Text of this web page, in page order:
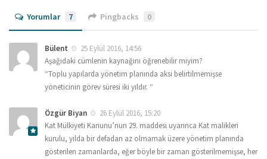
Yorumlar 7 Pingbacks 0
Bülent
25 Eylül 2016, 14:56
Aşağıdaki cümlenin kaynağını öğrenebilir miyim?
“Toplu yapılarda yönetim planında aksi belirtilmemişse
yöneticinin görev süresi iki yıldır. “
Özgür Biyan
26 Eylül 2016, 15:20
Kat Mülkiyeti Kanunu’nun 29. maddesi uyarınca Kat malikleri
kurulu, yılda bir defadan az olmamak üzere yönetim planında
gösterilen zamanlarda, eğer böyle bir zaman gösterilmemişse, her